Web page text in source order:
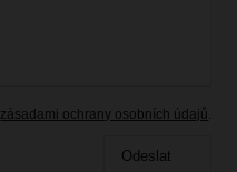
zásadami ochrany osobních údajů.
Odeslat